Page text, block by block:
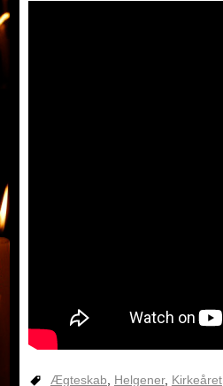
Ægteskab Helgener, Kirkeåret,